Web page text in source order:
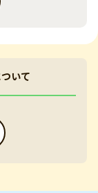
いて